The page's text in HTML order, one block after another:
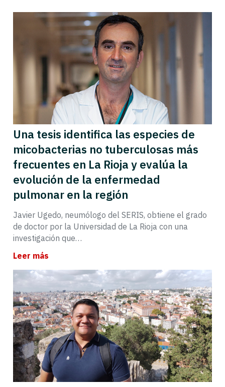
Una tesis identifica las especies de
micobacterias no tuberculosas más
frecuentes en La Rioja y evalúa la
evolución de la enfermedad
pulmonar en la región
Javier Ugedo, neumólogo del SERIS, obtiene el grado
de doctor por la Universidad de La Rioja con una
investigación que…
Leer más